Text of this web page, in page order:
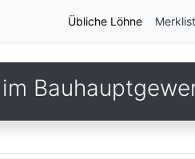
Übliche Löhne